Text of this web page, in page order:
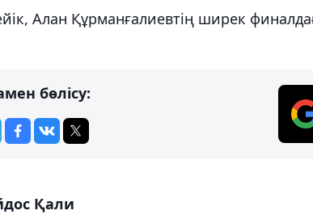
Алан Құрманғалиевтің ширек
бөлісу:
Қали